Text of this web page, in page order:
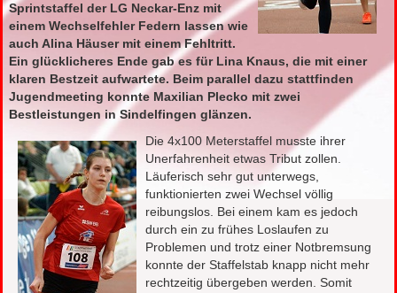
Sprintstaffel der LG Neckar-Enz mit
einem Wechselfehler Federn lassen wie
auch Alina Häuser mit einem Fehltritt.
Ein glücklicheres Ende gab es für Lina Knaus, die mit einer
klaren Bestzeit aufwartete. Beim parallel dazu stattfinden
Jugendmeeting konnte Maxilian Plecko mit zwei
Bestleistungen in Sindelfingen glänzen.
Die 4x100 Meterstaffel musste ihrer
Unerfahrenheit etwas Tribut zollen.
Läuferisch sehr gut unterwegs,
funktionierten zwei Wechsel völlig
reibungslos. Bei einem kam es jedoch
durch ein zu frühes Loslaufen zu
Problemen und trotz einer Notbremsung
konnte der Staffelstab knapp nicht mehr
rechtzeitig übergeben werden. Somit